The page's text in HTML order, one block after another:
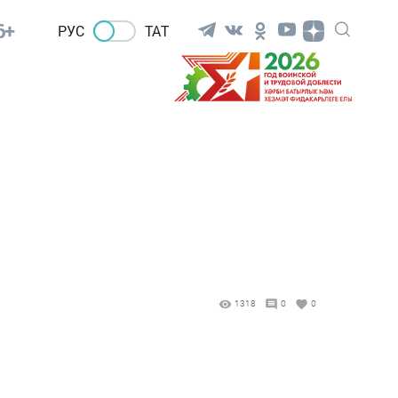
РУС ТАТ
1318 0 0